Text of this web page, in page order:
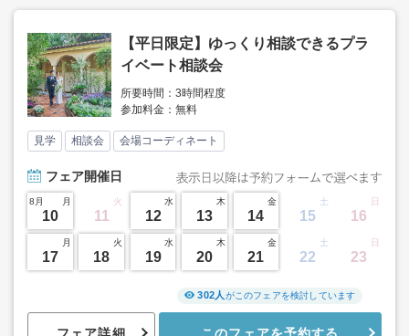
【平日限定】ゆっくり相談できるプラ
イベート相談会
所要時間：3時間程度
参加料金：無料
見学 相談会 会場コーディネート
フェア開催日
8月 月
10
火
11
水
12
木
13
金
14
土
15
日
16
月
17
火
18
水
19
木
20
金
21
土
22
日
23
302人 がこのフェアを検討しています